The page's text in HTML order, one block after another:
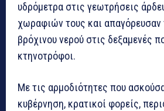
υδρόμετρα στις γεωτρήσεις
χωραφιών τους και απαγόρευσαν
βρόχινου νερού στις δεξαμενές
κτηνοτρόφοι.
Με τις αρμοδιότητες που
κυβέρνηση, κρατικοί φορείς,